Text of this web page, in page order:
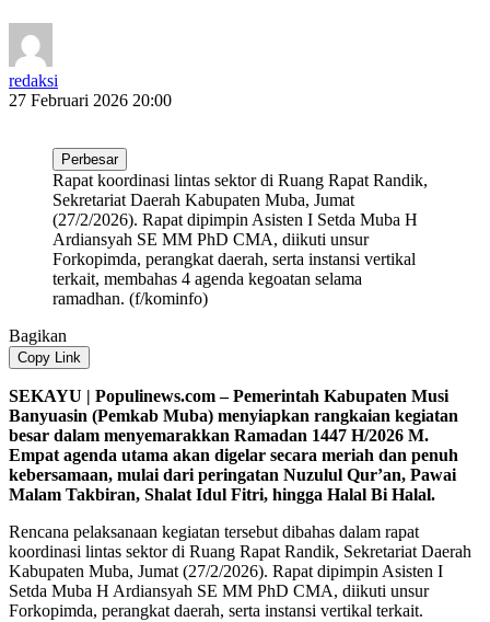
redaksi
27 Februari 2026 20:00
Perbesar
Rapat koordinasi lintas sektor di Ruang Rapat Randik,
Sekretariat Daerah Kabupaten Muba, Jumat
(27/2/2026). Rapat dipimpin Asisten I Setda Muba H
Ardiansyah SE MM PhD CMA, diikuti unsur
Forkopimda, perangkat daerah, serta instansi vertikal
terkait, membahas 4 agenda kegoatan selama
ramadhan. (f/kominfo)
Bagikan
Copy Link
SEKAYU | Populinews.com – Pemerintah Kabupaten Musi
Banyuasin (Pemkab Muba) menyiapkan rangkaian kegiatan
besar dalam menyemarakkan Ramadan 1447 H/2026 M.
Empat agenda utama akan digelar secara meriah dan penuh
kebersamaan, mulai dari peringatan Nuzulul Qur’an, Pawai
Malam Takbiran, Shalat Idul Fitri, hingga Halal Bi Halal.
Rencana pelaksanaan kegiatan tersebut dibahas dalam rapat
koordinasi lintas sektor di Ruang Rapat Randik, Sekretariat Daerah
Kabupaten Muba, Jumat (27/2/2026). Rapat dipimpin Asisten I
Setda Muba H Ardiansyah SE MM PhD CMA, diikuti unsur
Forkopimda, perangkat daerah, serta instansi vertikal terkait.